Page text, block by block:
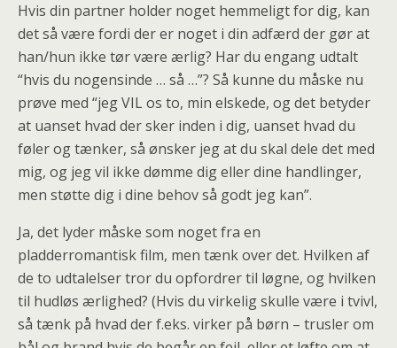
Hvis din partner holder noget hemmeligt for dig, kan
det så være fordi der er noget i din adfærd der gør at
han/hun ikke tør være ærlig? Har du engang udtalt
“hvis du nogensinde … så …”? Så kunne du måske nu
prøve med “jeg VIL os to, min elskede, og det betyder
at uanset hvad der sker inden i dig, uanset hvad du
føler og tænker, så ønsker jeg at du skal dele det med
mig, og jeg vil ikke dømme dig eller dine handlinger,
men støtte dig i dine behov så godt jeg kan”.
Ja, det lyder måske som noget fra en
pladderromantisk film, men tænk over det. Hvilken af
de to udtalelser tror du opfordrer til løgne, og hvilken
til hudløs ærlighed? (Hvis du virkelig skulle være i tvivl,
så tænk på hvad der f.eks. virker på børn – trusler om